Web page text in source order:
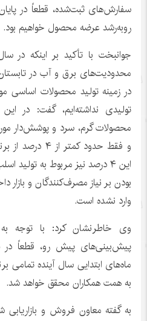
سفارش‌های ثبت‌شده، قطعاً در
روبه‌رشد عرضه محصول خواهیم بود.
جوانبخت با تأکید بر اینکه در
محدودیت‌های برق و آب در
در زمینه تولید محصولات اساسی
تولیدی نداشته‌ایم، گفت: در این
محصولات گرم، سرد و پوشش‌دار
و فقط حدود
این ۴ درصد نیز مربوط به تولید
بودن بر نیاز مصرف‌کنندگان و بازار
وارد نشده است.
وی خاطرنشان کرد: با توجه
پیش‌بینی‌های پیش رو، قطعاً در
ماه‌های ابتدایی سال آینده
به همت همکاران محقق خواهد شد.
به گفته معاون فروش و بازاریابی